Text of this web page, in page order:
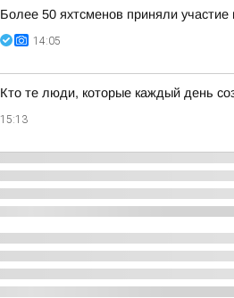
Более 50 яхтсменов приняли
14:05
Кто те люди, которые каждый день
15:13